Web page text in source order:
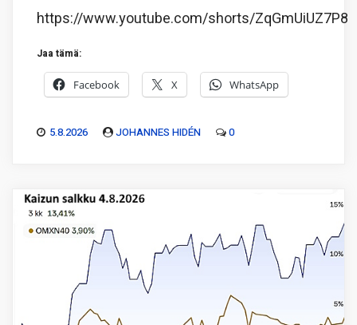
https://www.youtube.com/shorts/ZqGmUiUZ7P8
Jaa tämä:
Facebook X WhatsApp
5.8.2026 JOHANNES HIDÉN 0